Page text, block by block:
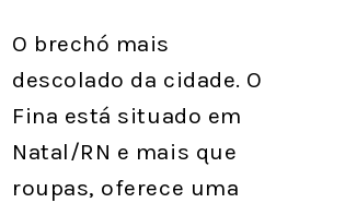
O brechó mais
descolado da cidade. O
Fina está situado em
Natal/RN e mais que
roupas, oferece uma